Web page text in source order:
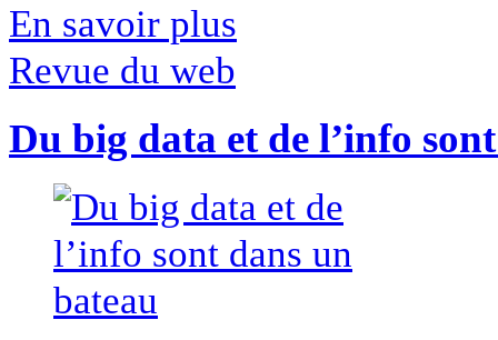
En savoir plus
Revue du web
Du big data et de l’info